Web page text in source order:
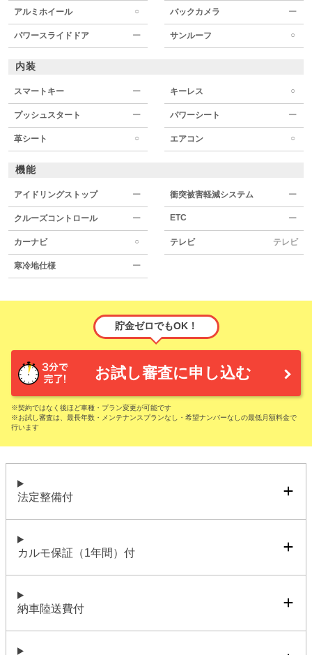
アルミホイール ○ バックカメラ ー
パワースライドドア ー サンルーフ ○
内装
スマートキー ー キーレス ○
プッシュスタート ー パワーシート ー
革シート ○ エアコン ○
機能
アイドリングストップ ー 衝突被害軽減システム ー
クルーズコントロール ー ETC ー
カーナビ ○ テレビ テレビ
寒冷地仕様 ー
貯金ゼロでもOK！
お試し審査に申し込む
※契約ではなく後ほど車種・プラン変更が可能です
※お試し審査は、最長年数・メンテナンスプランなし・希望ナンバーなしの最低月額料金で
行います
法定整備付
カルモ保証（1年間）付
納車陸送費付